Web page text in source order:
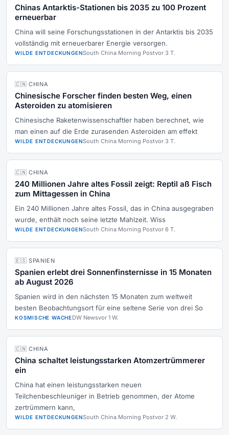
Chinas Antarktis-Stationen bis 2035 zu 100 Prozent
erneuerbar
China will seine Forschungsstationen in der Antarktis bis 2035
vollständig mit erneuerbarer Energie versorgen.
WILDE ENTDECKUNGENSouth China Morning Postvor 3 T.
🇨🇳 CHINA
Chinesische Forscher finden besten Weg, einen
Asteroiden zu atomisieren
Chinesische Raketenwissenschaftler haben berechnet, wie
man einen auf die Erde zurasenden Asteroiden am effekt
WILDE ENTDECKUNGENSouth China Morning Postvor 3 T.
🇨🇳 CHINA
240 Millionen Jahre altes Fossil zeigt: Reptil aß Fisch
zum Mittagessen in China
Ein 240 Millionen Jahre altes Fossil, das in China ausgegraben
wurde, enthält noch seine letzte Mahlzeit. Wiss
WILDE ENTDECKUNGENSouth China Morning Postvor 6 T.
🇪🇸 SPANIEN
Spanien erlebt drei Sonnenfinsternisse in 15 Monaten
ab August 2026
Spanien wird in den nächsten 15 Monaten zum weltweit
besten Beobachtungsort für eine seltene Serie von drei So
KOSMISCHE WACHEDW Newsvor 1 W.
🇨🇳 CHINA
China schaltet leistungsstarken Atomzertrümmerer
ein
China hat einen leistungsstarken neuen
Teilchenbeschleuniger in Betrieb genommen, der Atome
zertrümmern kann,
WILDE ENTDECKUNGENSouth China Morning Postvor 2 W.